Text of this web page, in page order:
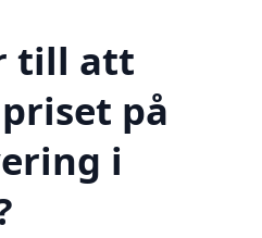
till att
på
i